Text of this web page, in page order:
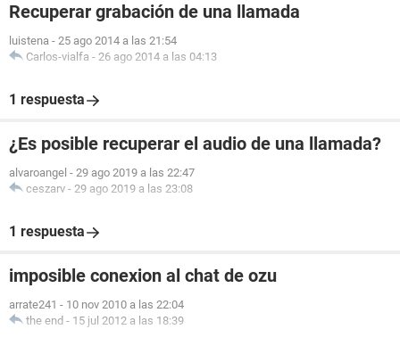
Recuperar grabación de una llamada
luistena - 25 ago 2014 a las 21:54
Carlos-vialfa - 26 ago 2014 a las 04:13
1 respuesta
¿Es posible recuperar el audio de una llamada?
alvaroangel - 29 ago 2019 a las 22:47
ceszarv - 29 ago 2019 a las 23:08
1 respuesta
imposible conexion al chat de ozu
arrate241 - 10 nov 2010 a las 22:04
the end - 15 jul 2012 a las 18:39